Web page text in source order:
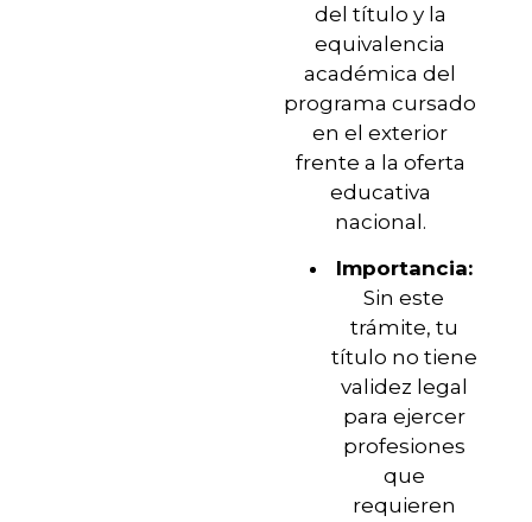
del título y la
equivalencia
académica del
programa cursado
en el exterior
frente a la oferta
educativa
nacional.
Importancia:
Sin este
trámite, tu
título no tiene
validez legal
para ejercer
profesiones
que
requieren